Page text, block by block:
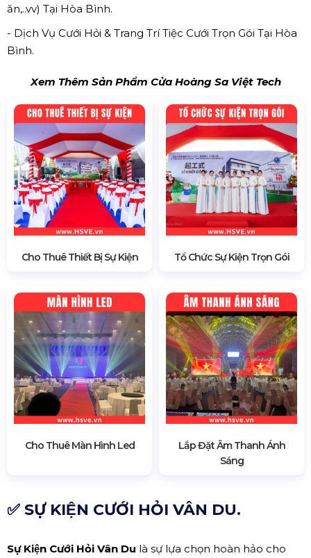
ăn,..vv) Tại Hòa Bình.
- Dịch Vụ Cưới Hỏi & Trang Trí Tiệc Cưới Trọn Gói Tại Hòa
Bình.
Xem Thêm Sản Phẩm Cửa Hoàng Sa Việt Tech
Cho Thuê Thiết Bị Sự Kiện Tổ Chức Sự Kiện Trọn Gói
Cho Thuê Màn Hình Led
Lắp Đặt Âm Thanh Ánh
Sáng
✅ SỰ KIỆN CƯỚI HỎI VÂN DU.
Sự Kiện Cưới Hỏi Vân Du là sự lựa chọn hoàn hảo cho